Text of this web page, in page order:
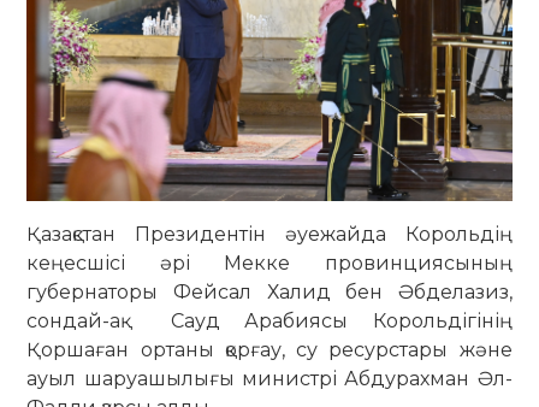
Қазақстан Президентін әуежайда Корольдің
кеңесшісі әрі Мекке провинциясының
губернаторы Фейсал Халид бен Әбделазиз,
сондай-ақ Сауд Арабиясы Корольдігінің
Қоршаған ортаны қорғау, су ресурстары және
ауыл шаруашылығы министрі Абдурахман Әл-